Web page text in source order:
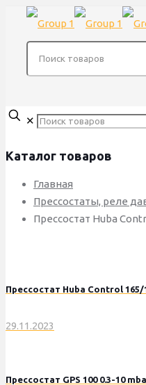
✕
Каталог товаров
Главная
Прессостаты, реле
Прессостат Huba
Прессостат Huba Control 165/
29.11.2023
Прессостат GPS 100 0.3-10